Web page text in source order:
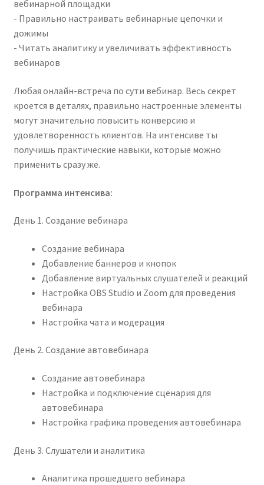
вебинарной площадки
- Правильно настраивать вебинарные цепочки и
дожимы
- Читать аналитику и увеличивать эффективность
вебинаров
Любая онлайн-встреча по сути вебинар. Весь секрет
кроется в деталях, правильно настроенные элементы
могут значительно повысить конверсию и
удовлетворенность клиентов. На интенсиве ты
получишь практические навыки, которые можно
применить сразу же.
Программа интенсива:
День 1. Создание вебинара
Создание вебинара
Добавление баннеров и кнопок
Добавление виртуальных слушателей и реакций
Настройка OBS Studio и Zoom для проведения
вебинара
Настройка чата и модерация
День 2. Создание автовебинара
Создание автовебинара
Настройка и подключение сценария для
автовебинара
Настройка графика проведения автовебинара
День 3. Слушатели и аналитика
Аналитика прошедшего вебинара